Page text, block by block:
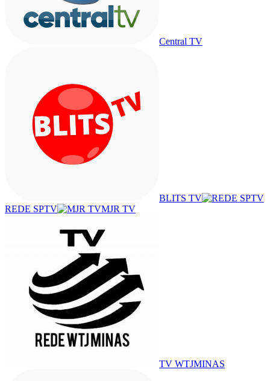
Central TV
BLITS TV
REDE SPTV
MJR TV
TV WTJMINAS